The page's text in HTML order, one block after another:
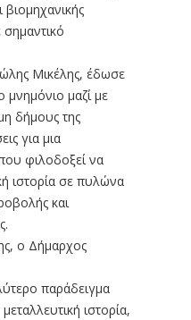
βιομηχανικής
Μικέλης, έδωσε
μαζί με
δήμους της
για μια
φιλοδοξεί να
ιστορία σε πυλώνα
και
ο Δήμαρχος
παράδειγμα
ιστορία,